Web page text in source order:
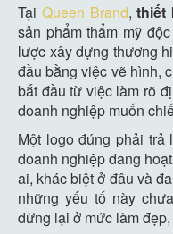
Tại Queen Brand,thiết
sản phẩm thẩm mỹ
lược xây dựng thương
đầu bằng việc vẽ hình,
bắt đầu từ việc làm rõ
doanh nghiệp muốn
Một logo đúng phải
doanh nghiệp đang
ai, khác biệt ở đâu và
những yếu tố này
dừng lại ở mức làm